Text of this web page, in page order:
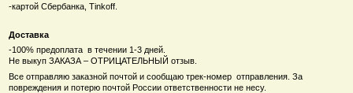
-картой Сбербанка, Tinkoff.
Доставка
-100% предоплата в течении 1-3 дней.
Не выкуп ЗАКАЗА – ОТРИЦАТЕЛЬНЫЙ отзыв.
Все отправляю заказной почтой и сообщаю трек-номер отправления.За
повреждения и потерю почтой России ответственности не несу.